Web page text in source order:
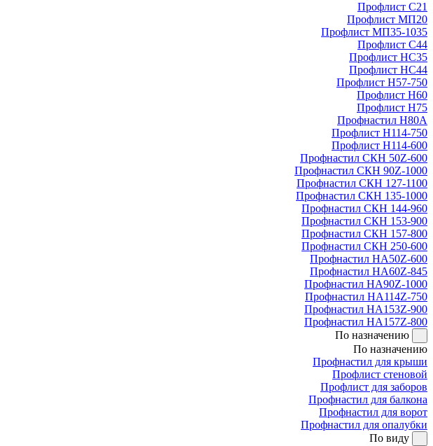
Профлист С21
Профлист МП20
Профлист МП35-1035
Профлист С44
Профлист НС35
Профлист НС44
Профлист Н57-750
Профлист Н60
Профлист Н75
Профнастил Н80А
Профлист Н114-750
Профлист Н114-600
Профнастил СКН 50Z-600
Профнастил СКН 90Z-1000
Профнастил СКН 127-1100
Профнастил СКН 135-1000
Профнастил СКН 144-960
Профнастил СКН 153-900
Профнастил СКН 157-800
Профнастил СКН 250-600
Профнастил НА50Z-600
Профнастил НА60Z-845
Профнастил НА90Z-1000
Профнастил НА114Z-750
Профнастил НА153Z-900
Профнастил НА157Z-800
По назначению
По назначению
Профнастил для крыши
Профлист стеновой
Профлист для заборов
Профнастил для балкона
Профнастил для ворот
Профнастил для опалубки
По виду